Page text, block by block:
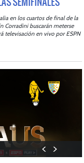
en los cuartos de final de la
Corradini buscarán meterse
televisación en vivo por ESPN